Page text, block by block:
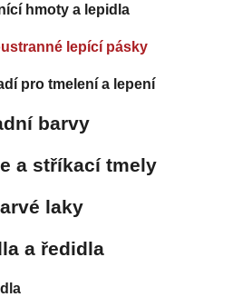
hmoty a lepidla
lepící pásky
pro tmelení a lepení
barvy
a stříkací tmely
laky
a ředidla